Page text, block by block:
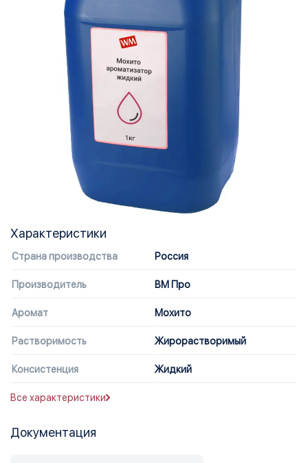
Характеристики
Страна производства Россия
Производитель ВМ Про
Аромат Мохито
Растворимость Жирорастворимый
Консистенция Жидкий
Все характеристики
Документация